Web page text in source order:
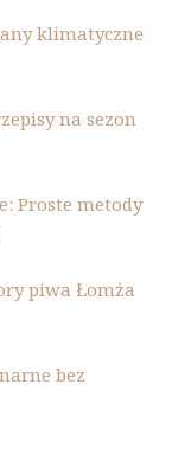
klimatyczne
na sezon
Proste metody
piwa Łomża
bez